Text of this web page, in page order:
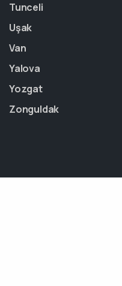
Tunceli
Uşak
Van
Yalova
Yozgat
Zonguldak